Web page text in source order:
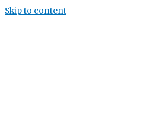
Skip to content